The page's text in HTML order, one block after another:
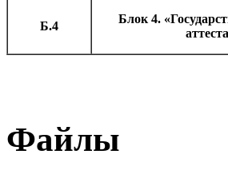
Б.4
Блок 4.
Файлы